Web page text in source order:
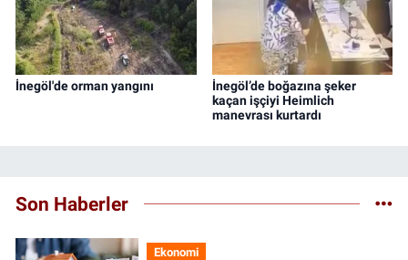
İnegöl'de orman yangını
İnegöl’de boğazına şeker
kaçan işçiyi Heimlich
manevrası kurtardı
Son Haberler
Ekonomi